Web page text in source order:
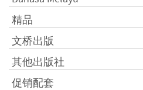
精品
文桥出版
其他出版社
促销配套